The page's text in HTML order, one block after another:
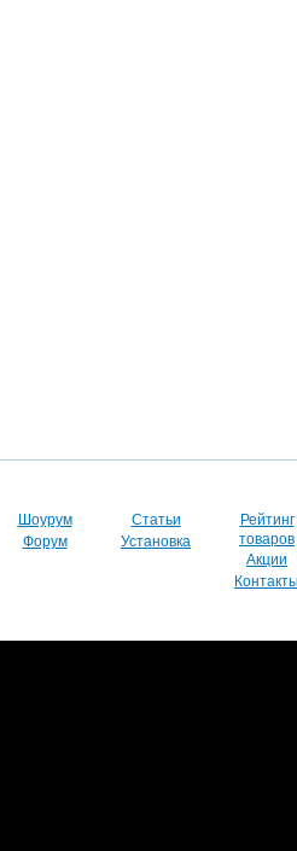
Шоурум
Форум
Статьи
Установка
Рейтинг
товаров
Акции